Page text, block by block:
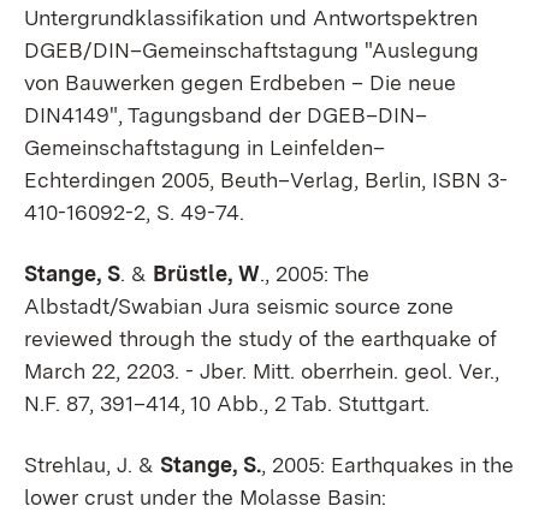
Untergrundklassifikation und Antwortspektren
DGEB/DIN–Gemeinschaftstagung "Auslegung
von Bauwerken gegen Erdbeben – Die neue
DIN4149", Tagungsband der DGEB–DIN–
Gemeinschaftstagung in Leinfelden–
Echterdingen 2005, Beuth–Verlag, Berlin, ISBN 3-
410-16092-2, S. 49-74.
Stange, S. & Brüstle, W., 2005: The
Albstadt/Swabian Jura seismic source zone
reviewed through the study of the earthquake of
March 22, 2203. - Jber. Mitt. oberrhein. geol. Ver.,
N.F. 87, 391–414, 10 Abb., 2 Tab. Stuttgart.
Strehlau, J. & Stange, S., 2005: Earthquakes in the
lower crust under the Molasse Basin: